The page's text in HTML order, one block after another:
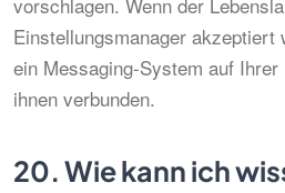
Einstellungsmanager akzeptiert
ein Messaging-System auf
ihnen verbunden.
20.Wie kann ich